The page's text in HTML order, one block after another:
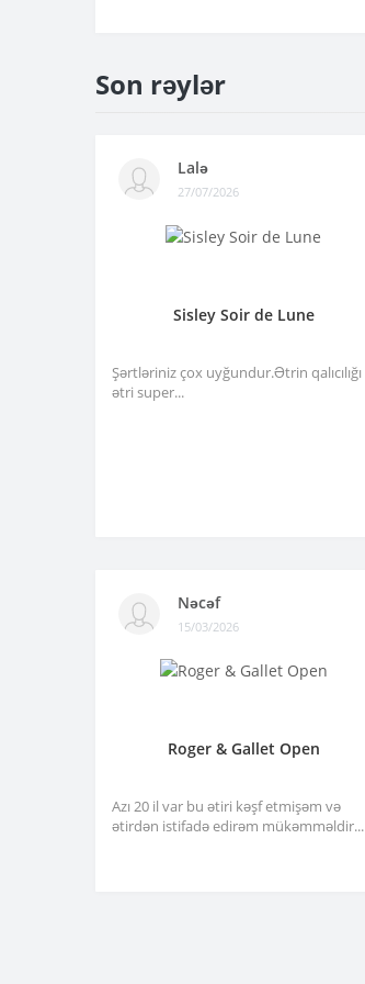
Son rəylər
Lalə
27/07/2026
Sisley Soir de Lune
Şərtləriniz çox uyğundur.Ətrin qalıcılığı
ətri super...
Nəcəf
15/03/2026
Roger & Gallet Open
Azı 20 il var bu ətiri kəşf etmişəm və
ətirdən istifadə edirəm mükəmməldir...